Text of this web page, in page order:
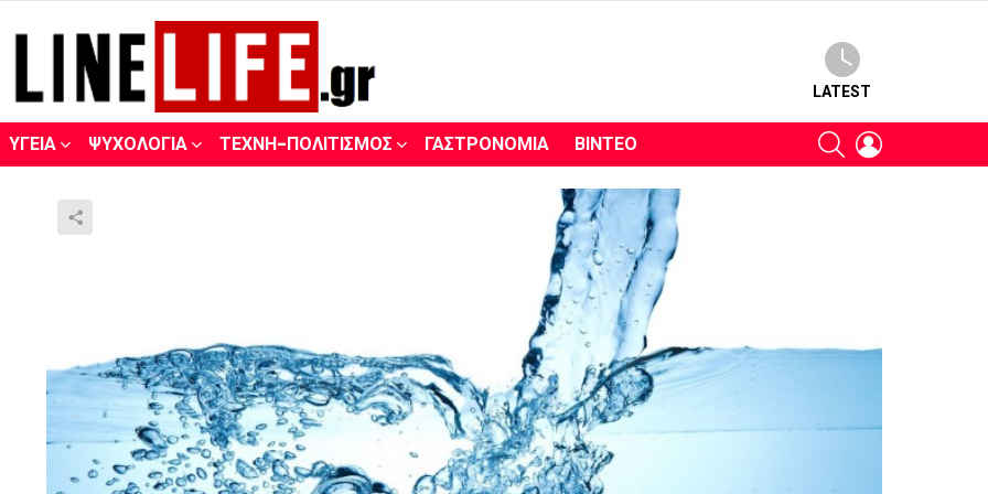
LATEST
ΥΓΕΊΑ ΨΥΧΟΛΟΓΊΑ ΤΈΧΝΗ-ΠΟΛΙΤΙΣΜΌΣ ΓΑΣΤΡΟΝΟΜΊΑ ΒΊΝΤΕΟ SEARCH